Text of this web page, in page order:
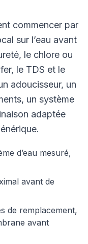
commencer par
sur l’eau avant
le chlore ou
le TDS et le
adoucisseur, un
un système
adaptée
d’eau mesuré,
avant de
de remplacement,
avant